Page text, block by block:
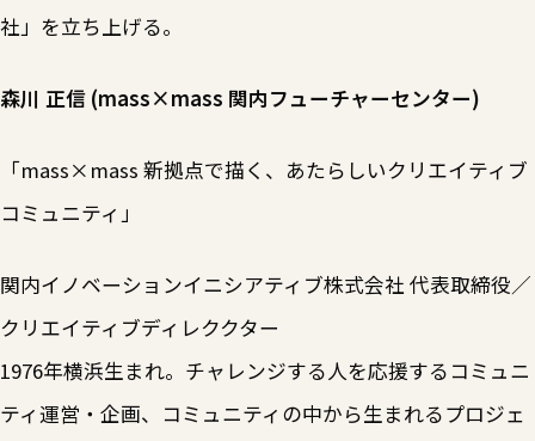
社」を立ち上げる。
森川 正信 (mass×mass 関内フューチャーセンター)
「mass×mass 新拠点で描く、あたらしいクリエイティブ
コミュニティ」
関内イノベーションイニシアティブ株式会社 代表取締役／
クリエイティブディレククター
1976年横浜生まれ。チャレンジする人を応援するコミュニ
ティ運営・企画、コミュニティの中から生まれるプロジェ